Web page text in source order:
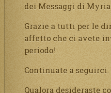
dei Messaggi di
Grazie a tutti per le
affetto che ci avete
periodo!
Continuate a seguirci.
Qualora desideraste